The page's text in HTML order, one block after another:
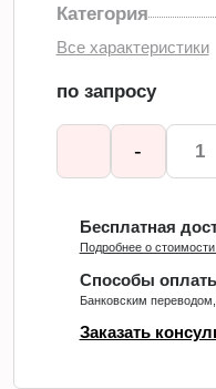
Категория
Все характеристики
по запросу
-
Бесплатная
Подробнее о
Способы
Банковским
Заказать